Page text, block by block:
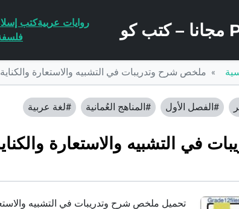
روايات عربيةكتب
ملخص شرح وتدريبات في التشبيه والاستعارة
#الفصل الأول #المناهج العُمانية #لغة عربية
في التشبيه والاستعارة
تحميل ملخص شرح وتدريبات في التشبيه